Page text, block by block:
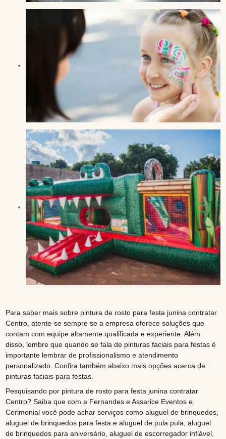
Para saber mais sobre pintura de rosto para festa junina contratar
Centro, atente-se sempre se a empresa oferece soluções que
contam com equipe altamente qualificada e experiente. Além
disso, lembre que quando se fala de pinturas faciais para festas é
importante lembrar de profissionalismo e atendimento
personalizado. Confira também abaixo mais opções acerca de:
pinturas faciais para festas.
Pesquisando por pintura de rosto para festa junina contratar
Centro? Saiba que com a Fernandes e Assarice Eventos e
Cerimonial você pode achar serviços como aluguel de brinquedos,
aluguel de brinquedos para festa e aluguel de pula pula, aluguel
de brinquedos para aniversário, aluguel de escorregador inflável,